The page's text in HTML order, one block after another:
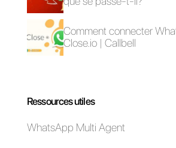
fonctionne
inscrivant à notre